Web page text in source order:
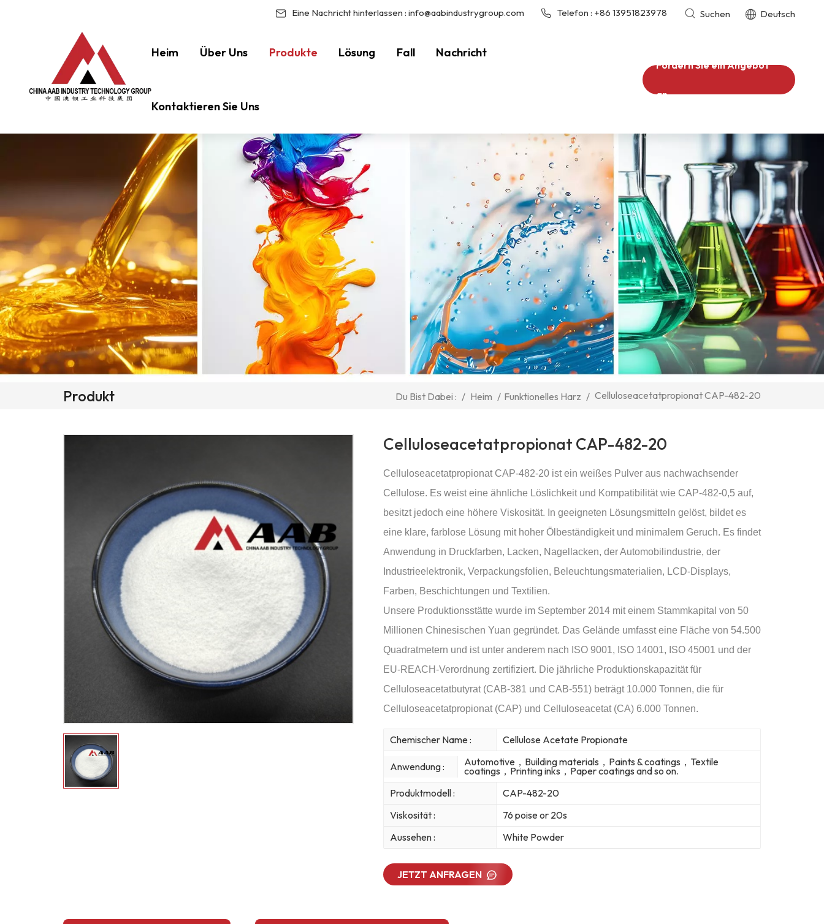
Eine Nachricht hinterlassen : info@aabindustrygroup.com Telefon : +86 13951823978 Suchen Deutsch
Heim Über Uns Produkte Lösung Fall Nachricht
Kontaktieren Sie Uns
Fordern Sie ein Angebot
an
Produkt Du Bist Dabei : / Heim / Funktionelles Harz / Celluloseacetatpropionat CAP-482-20
Celluloseacetatpropionat CAP-482-20
Celluloseacetatpropionat CAP-482-20 ist ein weißes Pulver aus nachwachsender
Cellulose. Es weist eine ähnliche Löslichkeit und Kompatibilität wie CAP-482-0,5 auf,
besitzt jedoch eine höhere Viskosität. In geeigneten Lösungsmitteln gelöst, bildet es
eine klare, farblose Lösung mit hoher Ölbeständigkeit und minimalem Geruch. Es findet
Anwendung in Druckfarben, Lacken, Nagellacken, der Automobilindustrie, der
Industrieelektronik, Verpackungsfolien, Beleuchtungsmaterialien, LCD-Displays,
Farben, Beschichtungen und Textilien.
Unsere Produktionsstätte wurde im September 2014 mit einem Stammkapital von 50
Millionen Chinesischen Yuan gegründet. Das Gelände umfasst eine Fläche von 54.500
Quadratmetern und ist unter anderem nach ISO 9001, ISO 14001, ISO 45001 und der
EU-REACH-Verordnung zertifiziert. Die jährliche Produktionskapazität für
Celluloseacetatbutyrat (CAB-381 und CAB-551) beträgt 10.000 Tonnen, die für
Celluloseacetatpropionat (CAP) und Celluloseacetat (CA) 6.000 Tonnen.
Chemischer Name : Cellulose Acetate Propionate
Anwendung : Automotive，Building materials，Paints & coatings，Textile
coatings，Printing inks，Paper coatings and so on.
Produktmodell :
CAP-482-20
Viskosität :
76 poise or 20s
Aussehen :
White Powder
JETZT ANFRAGEN